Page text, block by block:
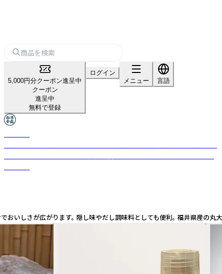
5,000円分クーポン進呈中
クーポン
進呈中
無料で登録
ログイン
メニュー
言語
広がります。 隠し味やだし調味料としても便利。 福井県産の丸大